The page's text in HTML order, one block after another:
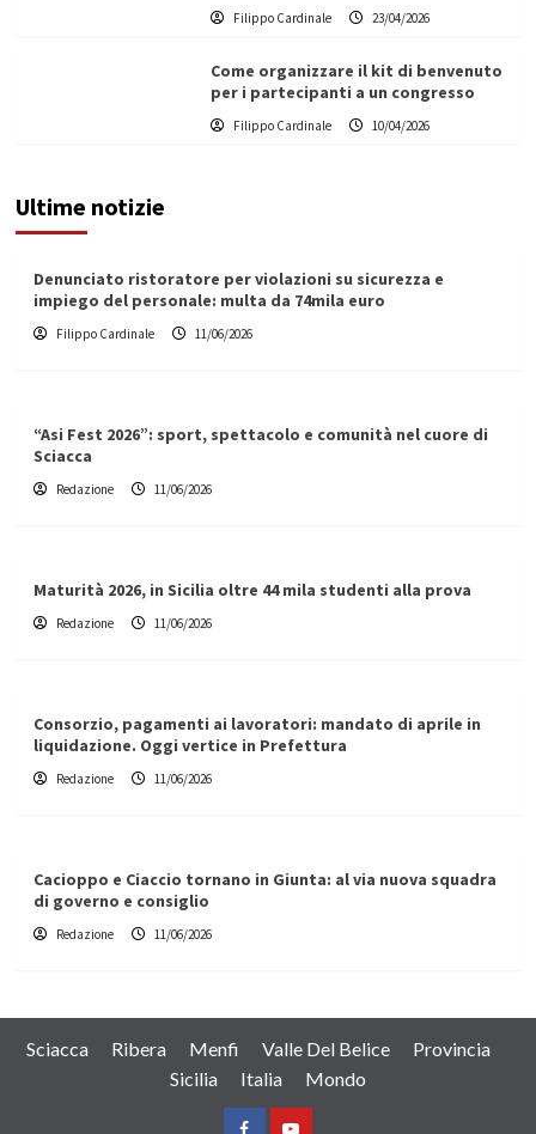
Filippo Cardinale 23/04/2026
Come organizzare il kit di benvenuto
per i partecipanti a un congresso
Filippo Cardinale 10/04/2026
Ultime notizie
Denunciato ristoratore per violazioni su sicurezza e
impiego del personale: multa da 74mila euro
Filippo Cardinale 11/06/2026
“Asi Fest 2026”: sport, spettacolo e comunità nel cuore di
Sciacca
Redazione 11/06/2026
Maturità 2026, in Sicilia oltre 44 mila studenti alla prova
Redazione 11/06/2026
Consorzio, pagamenti ai lavoratori: mandato di aprile in
liquidazione. Oggi vertice in Prefettura
Redazione 11/06/2026
Cacioppo e Ciaccio tornano in Giunta: al via nuova squadra
di governo e consiglio
Redazione 11/06/2026
Sciacca Ribera Menfi Valle Del Belice
Provincia
Sicilia
Italia Mondo